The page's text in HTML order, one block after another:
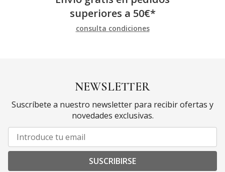
superiores a 50€*
consulta condiciones
NEWSLETTER
Suscríbete a nuestro newsletter para recibir ofertas y
novedades exclusivas.
SUSCRIBIRSE